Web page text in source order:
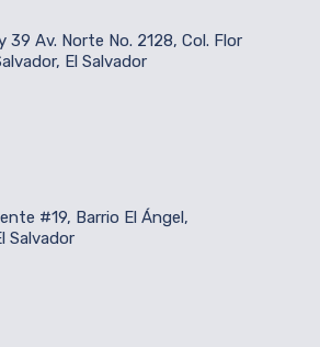
39 Av. Norte No. 2128, Col. Flor
El Salvador
#19, Barrio El Ángel,
Salvador